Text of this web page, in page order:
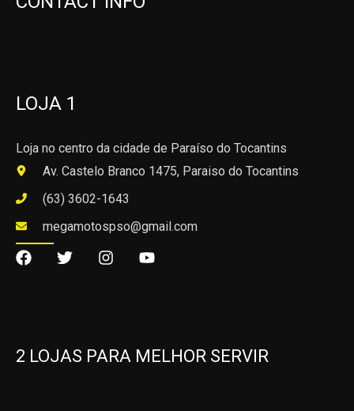
LOJA 1
Loja no centro da cidade de Paraíso do Tocantins
Av. Castelo Branco 1475, Paraiso do Tocantins
(63) 3602-1643
megamotospso@gmail.com
2 LOJAS PARA MELHOR SERVIR